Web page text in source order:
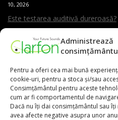
Administrează
Pentru a oferi cea mai bună
cookie-uri, pentru a stoca și/sau
Consimțământul pentru aceste
cum ar fi comportamentul de
Dacă nu îți dai consimțământul sau
avea afecte negative asupra unor
10, 2026
Este testarea auditivă dureroasă?
2026
Cand trebuie sa mergi la ORL
Aparat auditiv versus
contează evaluarea profesională